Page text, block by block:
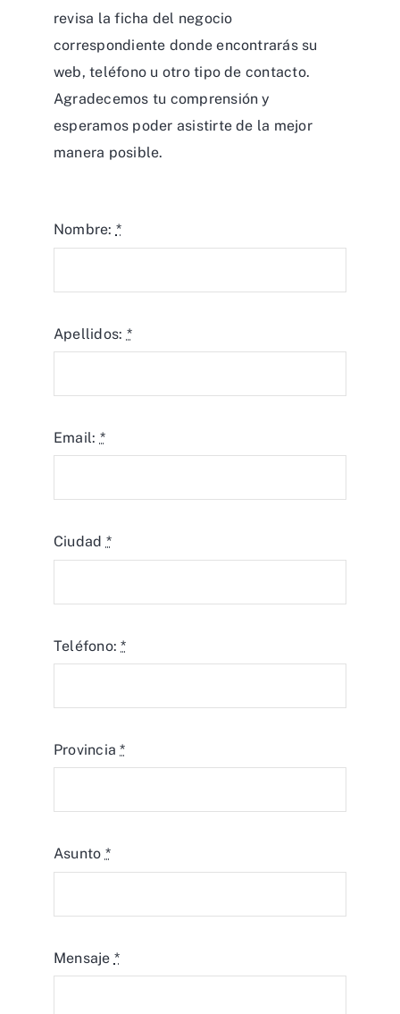
revisa la ficha del negocio
correspondiente donde encontrarás su
web, teléfono u otro tipo de contacto.
Agradecemos tu comprensión y
esperamos poder asistirte de la mejor
manera posible.
Nombre: *
Apellidos: *
Email: *
Ciudad *
Teléfono:*
Provincia*
Asunto *
Mensaje *